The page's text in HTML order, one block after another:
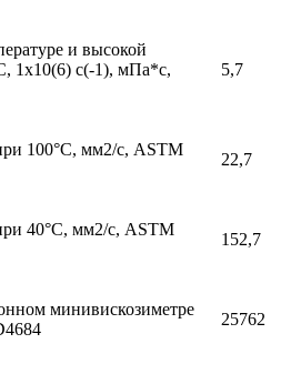
и высокой
1x10(6) c(-1), мПа*с,
5,7
100°C, мм2/с, ASTM
22,7
40°C, мм2/с, ASTM
152,7
минивискозиметре
25762